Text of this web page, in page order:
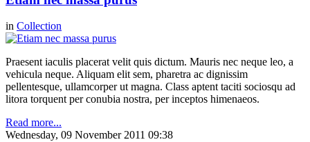
in Collection
Praesent iaculis placerat velit quis dictum. Mauris nec neque leo, a
vehicula neque. Aliquam elit sem, pharetra ac dignissim
pellentesque, ullamcorper ut magna. Class aptent taciti sociosqu ad
litora torquent per conubia nostra, per inceptos himenaeos.
Read more...
Wednesday, 09 November 2011 09:38